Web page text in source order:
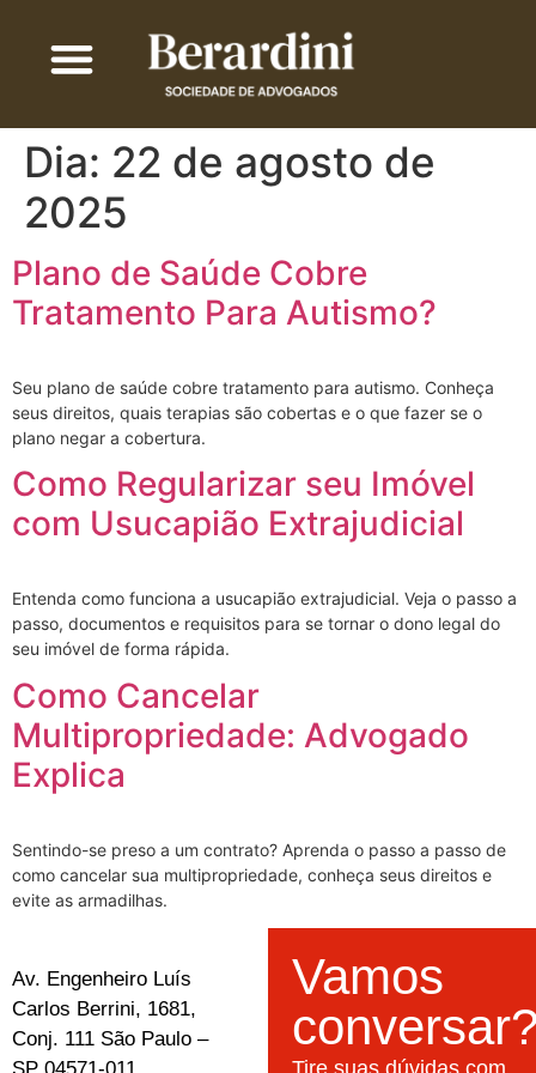
Dia: 22 de agosto de
2025
Plano de Saúde Cobre
Tratamento Para Autismo?
Seu plano de saúde cobre tratamento para autismo. Conheça
seus direitos, quais terapias são cobertas e o que fazer se o
plano negar a cobertura.
Como Regularizar seu Imóvel
com Usucapião Extrajudicial
Entenda como funciona a usucapião extrajudicial. Veja o passo a
passo, documentos e requisitos para se tornar o dono legal do
seu imóvel de forma rápida.
Como Cancelar
Multipropriedade: Advogado
Explica
Sentindo-se preso a um contrato? Aprenda o passo a passo de
como cancelar sua multipropriedade, conheça seus direitos e
evite as armadilhas.
Av. Engenheiro Luís
Carlos Berrini, 1681,
Conj. 111 São Paulo –
SP 04571-011
Vamos
Tire suas dúvidas com